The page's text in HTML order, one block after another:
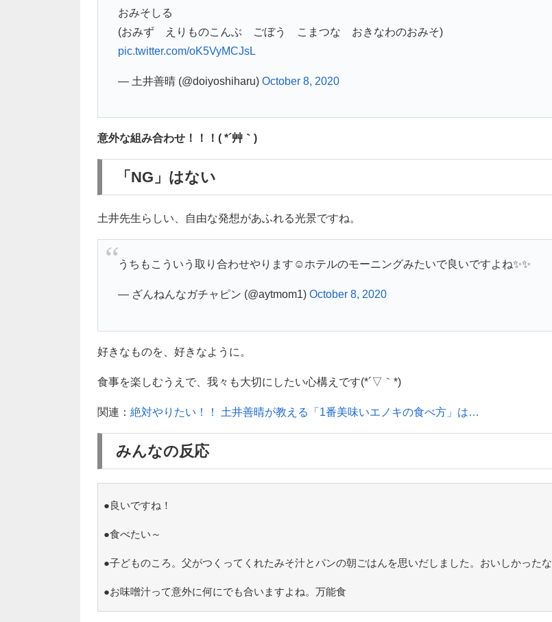
おみそしる
(おみず えりものこんぶ ごぼう こまつな おきなわのおみそ)
pic.twitter.com/oK5VyMCJsL
— 土井善晴 (@doiyoshiharu) October 8, 2020
意外な組み合わせ！！！( *´艸｀)
「NG」はない
土井先生らしい、自由な発想があふれる光景ですね。
うちもこういう取り合わせやります☺️ホテルのモーニングみたいで良いですよね✨✨
— ざんねんなガチャピン (@aytmom1) October 8, 2020
好きなものを、好きなように。
食事を楽しむうえで、我々も大切にしたい心構えです(*´▽｀*)
関連： 絶対やりたい！！ 土井善晴が教える「1番美味いエノキの食べ方」は…
みんなの反応
●良いですね！
●食べたい～
●子どものころ。父がつくってくれたみそ汁とパンの朝ごはんを思いだしました。おいしかったな
●お味噌汁って意外に何にでも合いますよね。万能食